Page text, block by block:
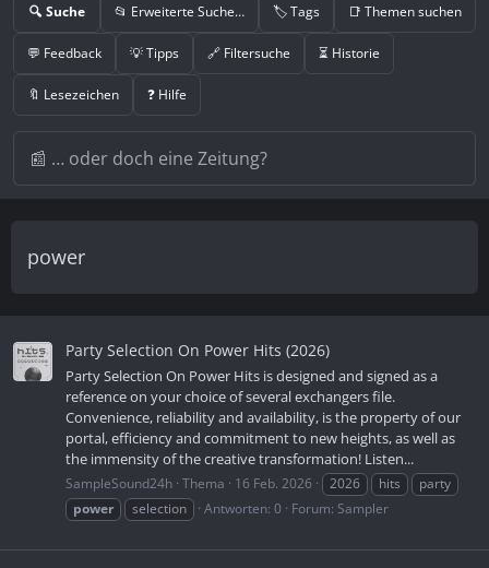
🔍 Suche 📂 Erweiterte Suche… 🏷️ Tags 📑 Themen suchen
💬 Feedback 💡 Tipps 🔗 Filtersuche ⏳ Historie
🔖 Lesezeichen ❓ Hilfe
power
Party Selection On Power Hits (2026)
Party Selection On Power Hits is designed and signed as a
reference on your choice of several exchangers file.
Convenience, reliability and availability, is the property of our
portal, efficiency and commitment to new heights, as well as
the immensity of the creative transformation! Listen...
SampleSound24h Thema 16 Feb. 2026 2026 hits
party
power
selection Antworten: 0 Forum: Sampler